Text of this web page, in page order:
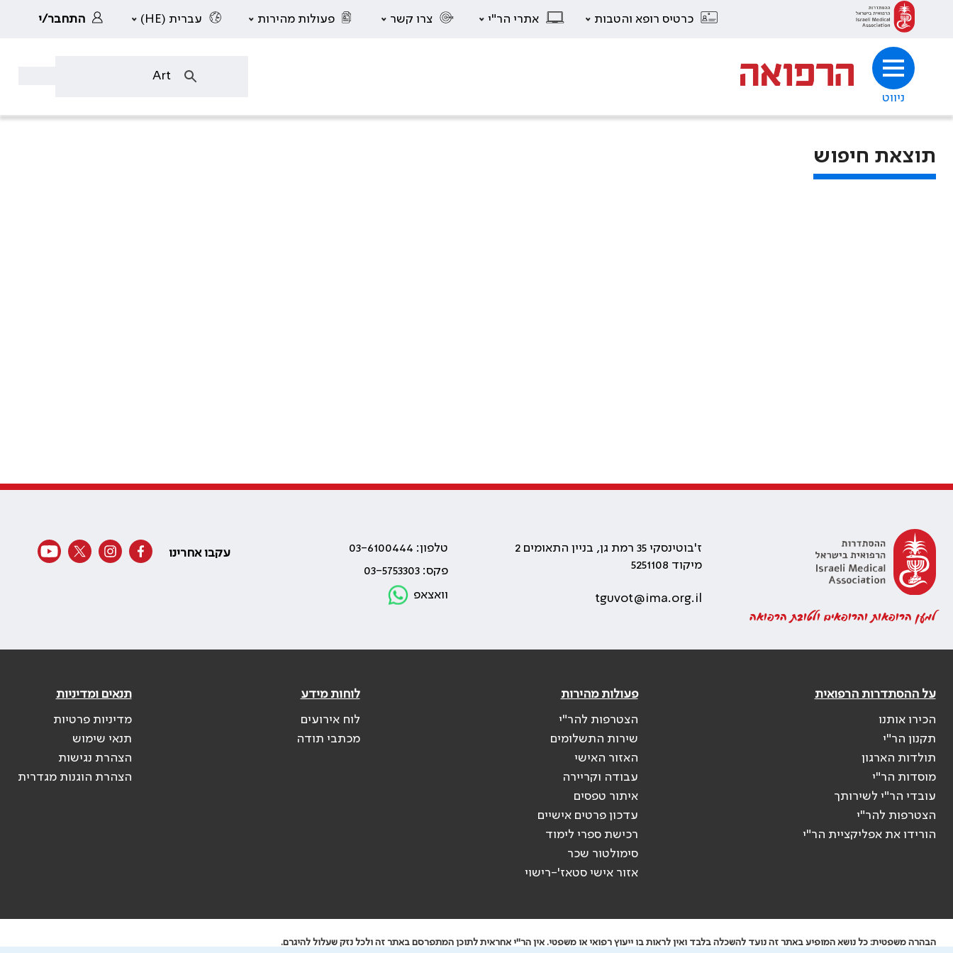
כרטיס רופא והטבות אתרי הר"י צרו קשר פעולות מהירות עברית (HE) התחבר/י
ניווט
תוצאת חיפוש
למען הרופאות והרופאים ולטובת הרפואה
ז'בוטינסקי 35 רמת גן, בניין התאומים 2
מיקוד 5251108
tguvot@ima.org.il
טלפון: 03-6100444
פקס: 03-5753303
וואצאפ
עקבו אחרינו
על ההסתדרות הרפואית
הכירו אותנו
תקנון הר"י
תולדות הארגון
מוסדות הר"י
עובדי הר"י לשירותך
הצטרפות להר"י
הורידו את אפליקציית הר"י
פעולות מהירות
הצטרפות להר"י
שירות התשלומים
האזור האישי
עבודה וקריירה
איתור טפסים
עדכון פרטים אישיים
רכישת ספרי לימוד
סימולטור שכר
אזור אישי סטאז'-רישוי
לוחות מידע
לוח אירועים
מכתבי תודה
תנאים ומדיניות
מדיניות פרטיות
תנאי שימוש
הצהרת נגישות
הצהרת הוגנות מגדרית
הבהרה משפטית: כל נושא המופיע באתר זה נועד להשכלה בלבד ואין לראות בו ייעוץ רפואי או משפטי. אין הר"י אחראית לתוכן המתפרסם באתר זה ולכל נזק שעלול להיגרם.